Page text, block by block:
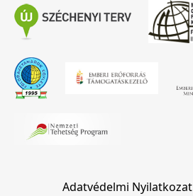
Adatvédelmi Nyilatkozat